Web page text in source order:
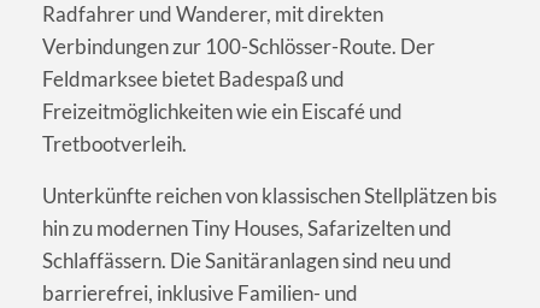
Radfahrer und Wanderer, mit direkten
Verbindungen zur 100-Schlösser-Route. Der
Feldmarksee bietet Badespaß und
Freizeitmöglichkeiten wie ein Eiscafé und
Tretbootverleih.
Unterkünfte reichen von klassischen Stellplätzen bis
hin zu modernen Tiny Houses, Safarizelten und
Schlaffässern. Die Sanitäranlagen sind neu und
barrierefrei, inklusive Familien- und